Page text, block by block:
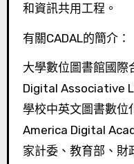
和資訊共用工程。
有關CADAL的簡介：
大學數位圖書館國
Digital Associative
學校中英文圖書數位
America Digital
家計委、教育部、